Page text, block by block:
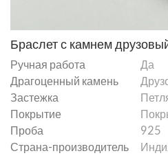
Браслет с камнем
Ручная работа
Да
Драгоценный камень
Застежка
Покрытие
Проба
925
Страна-производитель